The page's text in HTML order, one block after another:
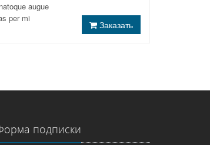
augue
per mi
Заказать
подписки